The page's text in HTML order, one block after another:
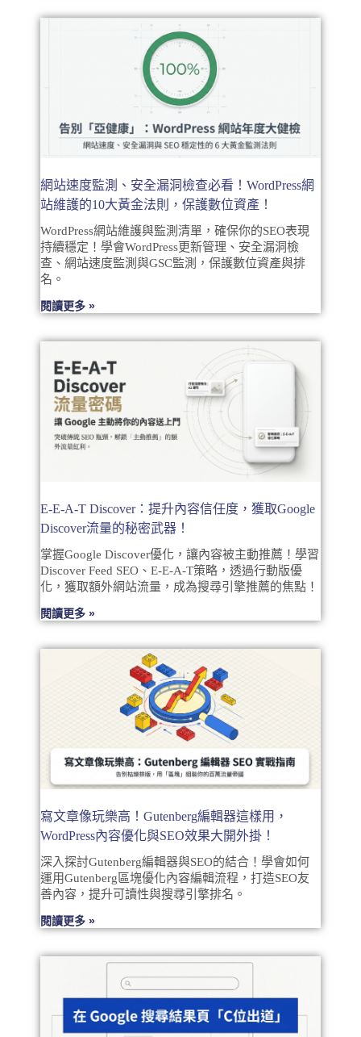
網站速度監測、安全漏洞檢查必看！WordPress網
站維護的10大黃金法則，保護數位資產！
WordPress網站維護與監測清單，確保你的SEO表現
持續穩定！學會WordPress更新管理、安全漏洞檢
查、網站速度監測與GSC監測，保護數位資產與排
名。
閱讀更多 »
E-E-A-T Discover：提升內容信任度，獲取Google
Discover流量的秘密武器！
掌握Google Discover優化，讓內容被主動推薦！學習
Discover Feed SEO、E-E-A-T策略，透過行動版優
化，獲取額外網站流量，成為搜尋引擎推薦的焦點！
閱讀更多 »
寫文章像玩樂高！Gutenberg編輯器這樣用，
WordPress內容優化與SEO效果大開外掛！
深入探討Gutenberg編輯器與SEO的結合！學會如何
運用Gutenberg區塊優化內容編輯流程，打造SEO友
善內容，提升可讀性與搜尋引擎排名。
閱讀更多 »